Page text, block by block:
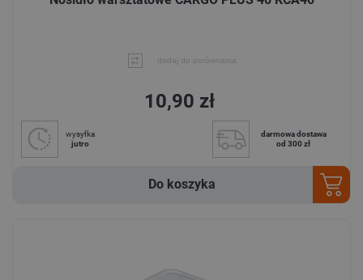
dodaj do porównania
10,90 zł
wysyłka
jutro
darmowa dostawa
od 300 zł
Do koszyka